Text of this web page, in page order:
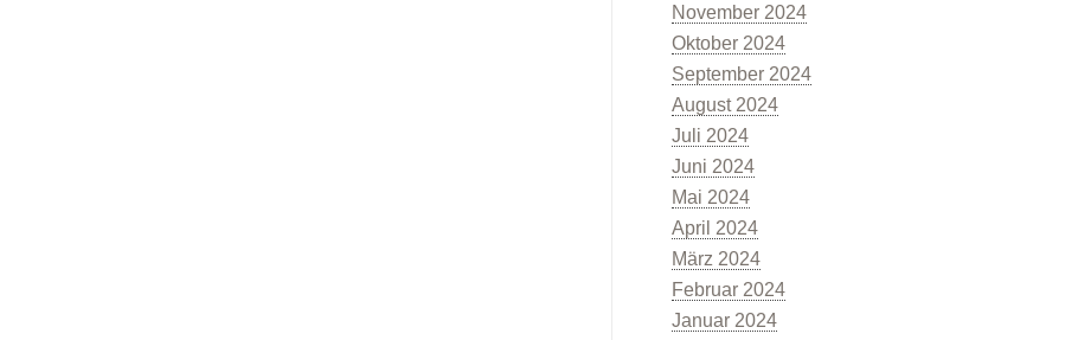
November 2024
Oktober 2024
September 2024
August 2024
Juli 2024
Juni 2024
Mai 2024
April 2024
März 2024
Februar 2024
Januar 2024